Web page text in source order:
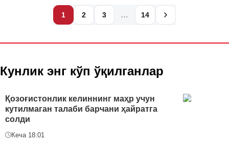
1 2 3 … 14
Кунлик энг кўп ўқилганлар
Қозоғистонлик келиннинг маҳр учун
кутилмаган талаби барчани ҳайратга
солди
Кеча 18:01